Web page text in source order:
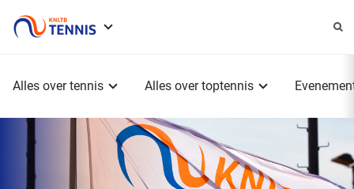
Alles over tennis Alles over toptennis